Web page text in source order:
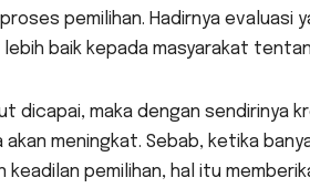
pemilihan. Hadirnya evaluasi
lebih baik kepada masyarakat
dicapai, maka dengan sendirinya
akan meningkat. Sebab, ketika
keadilan pemilihan, hal itu